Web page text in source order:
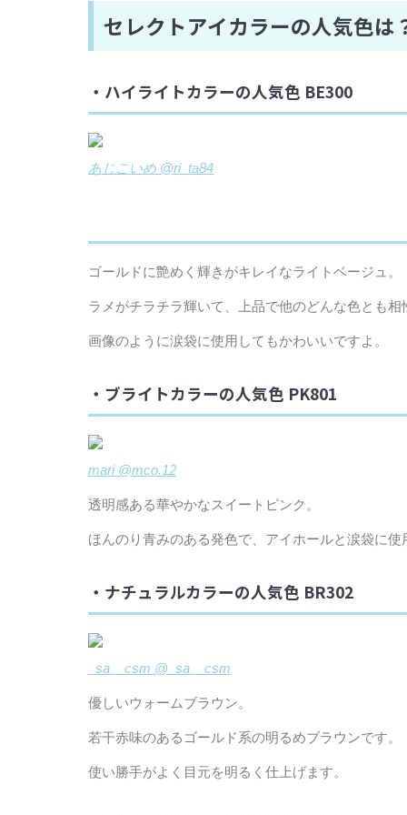
セレクトアイカラーの人気色は
・ハイライトカラーの人気色 BE300
あじこいめ @ri_ta84
ゴールドに艶めく輝きがキレイなライトベージュ。
ラメがチラチラ輝いて、上品で他のどんな色とも相
画像のように涙袋に使用してもかわいいですよ。
・ブライトカラーの人気色 PK801
mari @mco.12
透明感ある華やかなスイートピンク。
ほんのり青みのある発色で、アイホールと涙袋に使
・ナチュラルカラーの人気色 BR302
_sa__csm @_sa__csm
優しいウォームブラウン。
若干赤味のあるゴールド系の明るめブラウンです。
使い勝手がよく目元を明るく仕上げます。